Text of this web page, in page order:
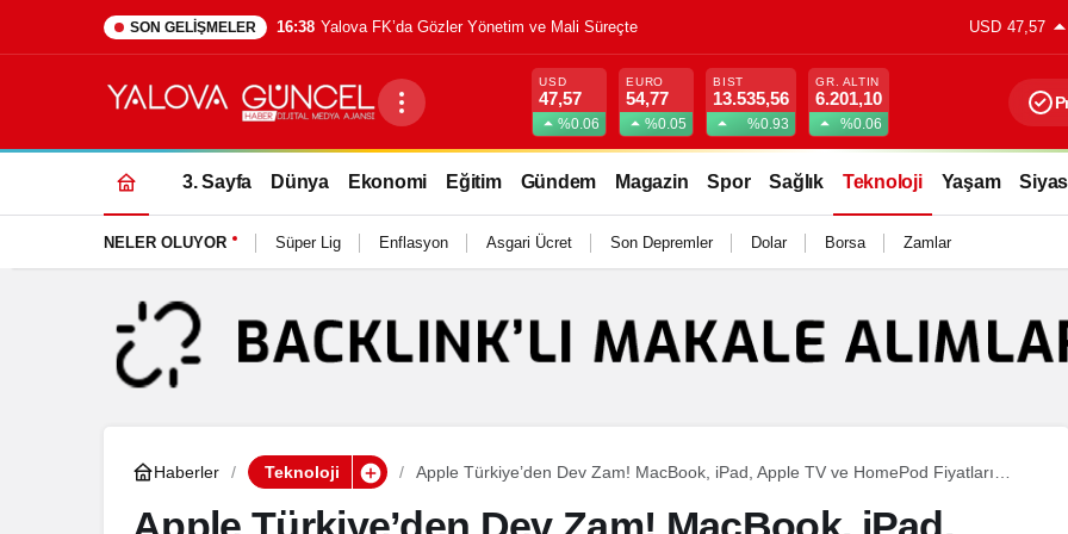
SON GELIŞMELER USD 47,57
USD
47,57
%0.06
EURO
54,77
%0.05
BIST
13.535,56
%0.93
GR. ALTIN
6.201,10
%0.06
3. Sayfa Dünya Ekonomi Eğitim Gündem Magazin Spor Sağlık Teknoloji Yaşam
NELER OLUYOR Süper Lig Enflasyon Asgari Ücret Son Depremler Dolar Borsa Zamlar
Haberler Teknoloji
Apple Türkiye’den Dev Zam! MacBook, iPad, Apple TV ve HomePod Fiyatları